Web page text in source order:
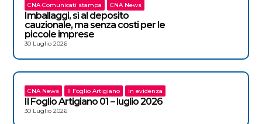
CNA Comunicati stampa CNA News
Imballaggi, sì al deposito
cauzionale, ma senza costi per le
piccole imprese
30 Luglio 2026
CNA News Il Foglio Artigiano in evidenza
Il Foglio Artigiano 01 – luglio 2026
30 Luglio 2026